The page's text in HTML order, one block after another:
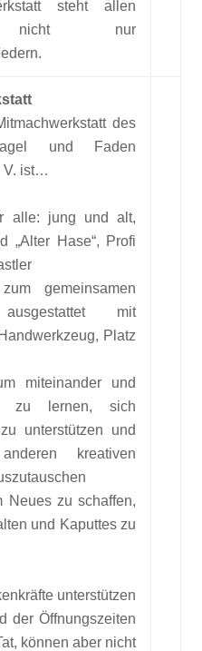
steht allen
nicht nur
des
und Faden
V. ist…
alle: jung und alt,
„Alter Hase“, Profi
gemeinsamen
mit
Platz
miteinander und
zu lernen, sich
unterstützen und
kreativen
Neues zu schaffen,
und Kaputtes zu
unterstützen
der Öffnungszeiten
können aber nicht